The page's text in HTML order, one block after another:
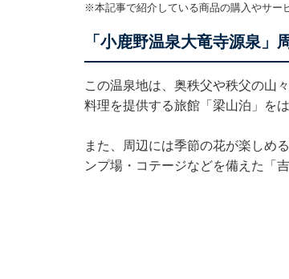
※本記事で紹介している商品の購入やサー
「小鹿野温泉大竜寺源泉」
この温泉地は、奥秩父や秩父の山
料理を提供する旅館「梁山泊」を
また、周辺には季節の花が楽しめ
ンプ場・コテージなどを備えた「